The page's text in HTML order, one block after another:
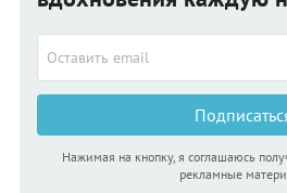
Нажимая на кнопку, я соглашаюсь
рекламные